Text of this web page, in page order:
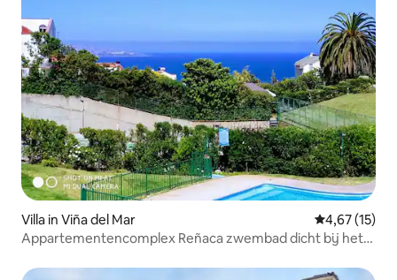
Villa in Viña del Mar Gemiddelde
4,67 (15)
Appartementencomplex Reñaca zwembad dicht bij het